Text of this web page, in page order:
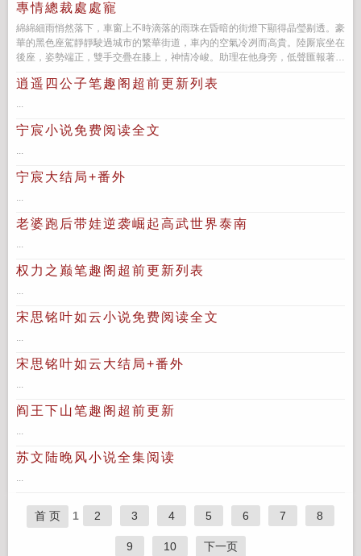
專情總裁處處寵
綿綿細雨悄然落下，車窗上不時滴落的雨珠在昏暗的街燈下顯得晶瑩剔透。豪
華的黑色座駕靜靜駛過城市的繁華街道，車內的空氣冷冽而高貴。陸厮宸坐在
後座，姿勢端正，雙手交疊在膝上，神情冷峻。助理在他身旁，低聲匯報著公
逍遥四公子笔趣阁超前更新列表
...
宁宸小说免费阅读全文
...
宁宸大结局+番外
...
老婆跑后带娃逆袭崛起高武世界泰南
...
权力之巅笔趣阁超前更新列表
...
宋思铭叶如云小说免费阅读全文
...
宋思铭叶如云大结局+番外
...
阎王下山笔趣阁超前更新
...
苏文陆晚风小说全集阅读
...
首 页 1 2 3 4 5 6 7 8
9 10 下一页